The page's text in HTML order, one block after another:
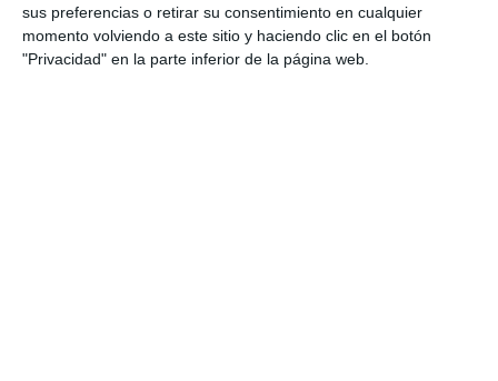
sus preferencias o retirar su consentimiento en cualquier
momento volviendo a este sitio y haciendo clic en el botón
"Privacidad" en la parte inferior de la página web.